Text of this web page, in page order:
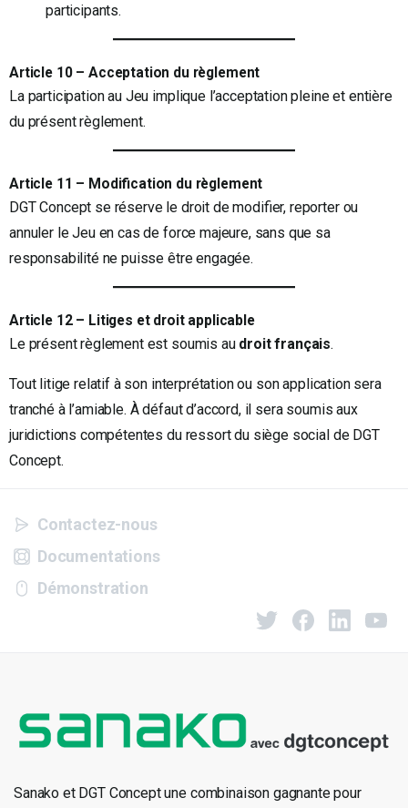
participants.
Article 10 – Acceptation du règlement
La participation au Jeu implique l’acceptation pleine et entière
du présent règlement.
Article 11 – Modification du règlement
DGT Concept se réserve le droit de modifier, reporter ou
annuler le Jeu en cas de force majeure, sans que sa
responsabilité ne puisse être engagée.
Article 12 – Litiges et droit applicable
Le présent règlement est soumis au droit français.
Tout litige relatif à son interprétation ou son application sera
tranché à l’amiable. À défaut d’accord, il sera soumis aux
juridictions compétentes du ressort du siège social de DGT
Concept.
Contactez-nous
Documentations
Démonstration
Sanako et DGT Concept une combinaison gagnante pour